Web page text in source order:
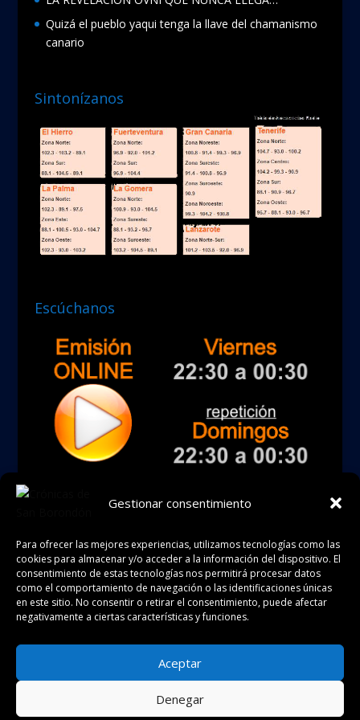
Gestionar consentimiento
Para ofrecer las mejores experiencias, utilizamos tecnologías como las
cookies para almacenar y/o acceder a la información del dispositivo. El
consentimiento de estas tecnologías nos permitirá procesar datos
como el comportamiento de navegación o las identificaciones únicas
en este sitio. No consentir o retirar el consentimiento, puede afectar
negativamente a ciertas características y funciones.
Aceptar
Denegar
Quizá el pueblo yaqui tenga la llave del chamanismo
canario
Sintonízanos
Escúchanos
Política de cookies
Política de privacidad
Condiciones de uso